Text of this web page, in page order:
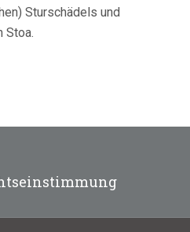
Sturschädels und
Stoa.